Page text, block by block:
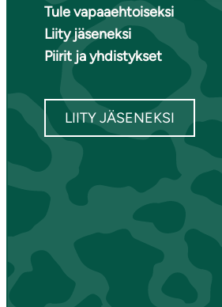
Tule vapaaehtoiseksi
Liity jäseneksi
Piirit ja yhdistykset
LIITY JÄSENEKSI